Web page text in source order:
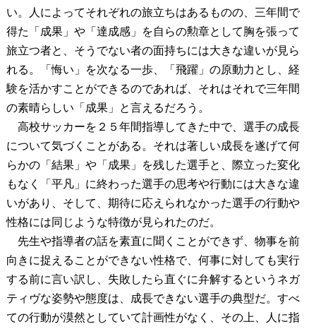
い。人によってそれぞれの旅立ちはあるものの、三年間で
得た「成果」や「達成感」を自らの勲章として胸を張って
旅立つ者と、そうでない者の面持ちには大きな違いが見ら
れる。「悔い」を次なる一歩、「飛躍」の原動力とし、経
験を活かすことができるのであれば、それはそれで三年間
の素晴らしい「成果」と言えるだろう。
高校サッカーを２５年間指導してきた中で、選手の成長
について気づくことがある。それは著しい成長を遂げて何
らかの「結果」や「成果」を残した選手と、際立った変化
もなく「平凡」に終わった選手の思考や行動には大きな違
いがあり、そして、期待に応えられなかった選手の行動や
性格には同じような特徴が見られたのだ。
先生や指導者の話を素直に聞くことができず、物事を前
向きに捉えることができない性格で、何事に対しても実行
する前に言い訳し、失敗したら直ぐに弁解するというネガ
ティヴな姿勢や態度は、成長できない選手の典型だ。すべ
ての行動が漠然としていて計画性がなく、その上、人に指